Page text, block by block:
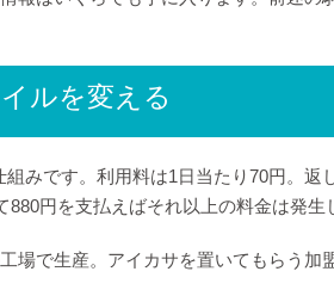
ルを変える
みです。利用料は1日当たり70円。返
円を支払えばそれ以上の料金は発生
場で生産。アイカサを置いてもらう加